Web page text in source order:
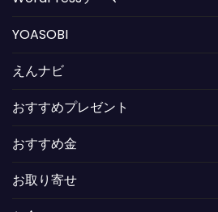
YOASOBI
えんナビ
おすすめプレゼント
おすすめ金
お取り寄せ